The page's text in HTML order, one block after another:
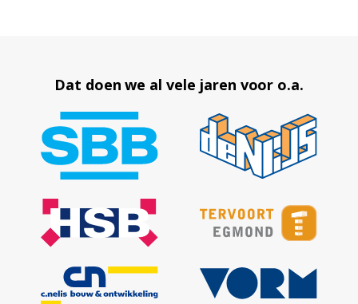
Dat doen we al vele jaren voor o.a.